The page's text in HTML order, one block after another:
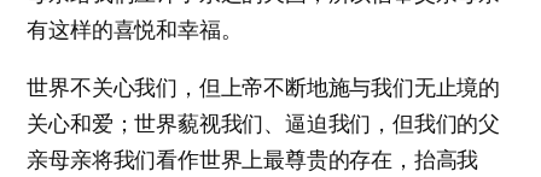
有这样的喜悦和幸福。
世界不关心我们，但上帝不断地施与我们无止境的
关心和爱；世界藐视我们、逼迫我们，但我们的父
亲母亲将我们看作世界上最尊贵的存在，抬高我